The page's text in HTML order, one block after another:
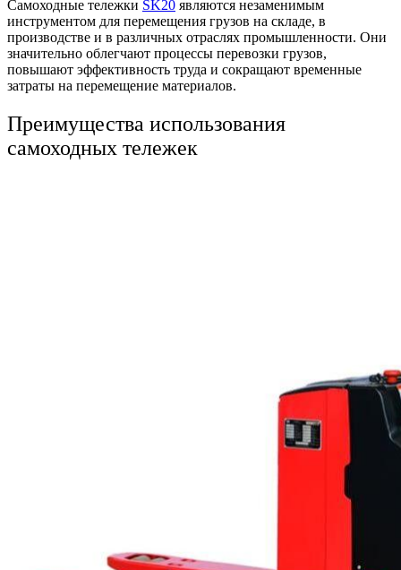
Самоходные тележки SK20 являются незаменимым
инструментом для перемещения грузов на складе, в
производстве и в различных отраслях промышленности. Они
значительно облегчают процессы перевозки грузов,
повышают эффективность труда и сокращают временные
затраты на перемещение материалов.
Преимущества использования
самоходных тележек